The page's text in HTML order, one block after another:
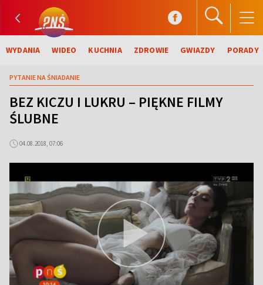
WYDANIA WIDEO KUCHNIA ZDROWIE GWIAZDY PORADY
PYTANIE NA ŚNIADANIE
BEZ KICZU I LUKRU – PIĘKNE FILMY
ŚLUBNE
04.08.2018, 07:06